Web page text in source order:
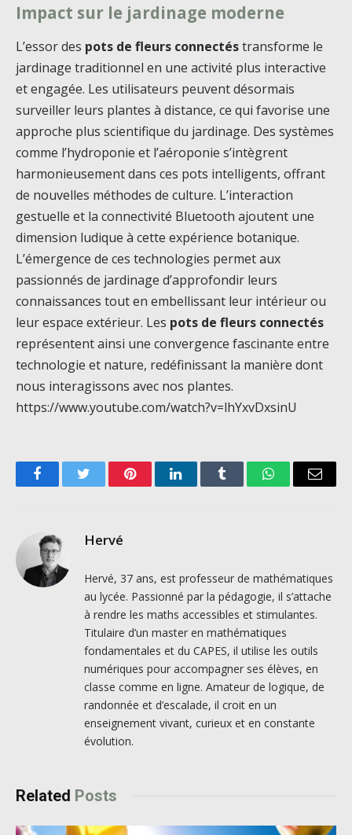
Impact sur le jardinage moderne
L’essor des pots de fleurs connectéstransforme le
jardinage traditionnel en une activité plus interactive
et engagée. Les utilisateurs peuvent désormais
surveiller leurs plantes à distance, ce qui favorise une
approche plus scientifique du jardinage. Des systèmes
comme l’hydroponie et l’aéroponie s’intègrent
harmonieusement dans ces pots intelligents, offrant
de nouvelles méthodes de culture. L’interaction
gestuelle et la connectivité Bluetooth ajoutent une
dimension ludique à cette expérience botanique.
L’émergence de ces technologies permet aux
passionnés de jardinage d’approfondir leurs
connaissances tout en embellissant leur intérieur ou
leur espace extérieur. Les pots de fleurs connectés
représentent ainsi une convergence fascinante entre
technologie et nature, redéfinissant la manière dont
nous interagissons avec nos plantes.
https://www.youtube.com/watch?v=lhYxvDxsinU
FacebookTwitter PinterestLinkedInTumblr WhatsAppEmail
Hervé
Hervé, 37 ans, est professeur de mathématiques
au lycée. Passionné par la pédagogie, il s’attache
à rendre les maths accessibles et stimulantes.
Titulaire d’un master en mathématiques
fondamentales et du CAPES, il utilise les outils
numériques pour accompagner ses élèves, en
classe comme en ligne. Amateur de logique, de
randonnée et d’escalade, il croit en un
enseignement vivant, curieux et en constante
évolution.
Related Posts